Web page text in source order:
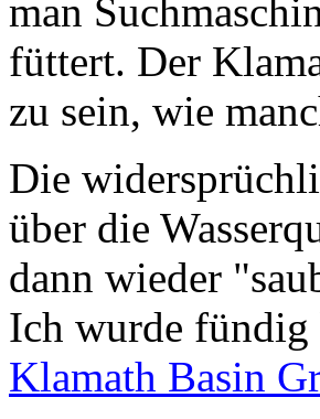
man
füttert. Der
zu sein, wie
Die
über die
dann wieder
Ich wurde
Klamath Basin